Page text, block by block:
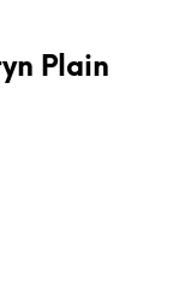
Plain